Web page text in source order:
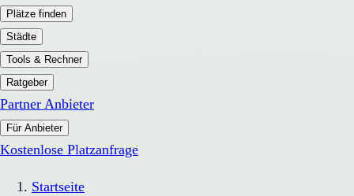
Plätze finden
Städte
Tools & Rechner
Ratgeber
Partner Anbieter
Für Anbieter
Kostenlose Platzanfrage
Startseite